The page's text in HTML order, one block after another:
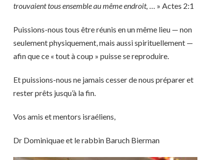
trouvaient tous ensemble au même endroit, … » Actes 2:1
Puissions-nous tous être réunis en un même lieu — non
seulement physiquement, mais aussi spirituellement —
afin que ce « tout à coup » puisse se reproduire.
Et puissions-nous ne jamais cesser de nous préparer et
rester prêts jusqu’à la fin.
Vos amis et mentors israéliens,
Dr Dominiquae et le rabbin Baruch Bierman